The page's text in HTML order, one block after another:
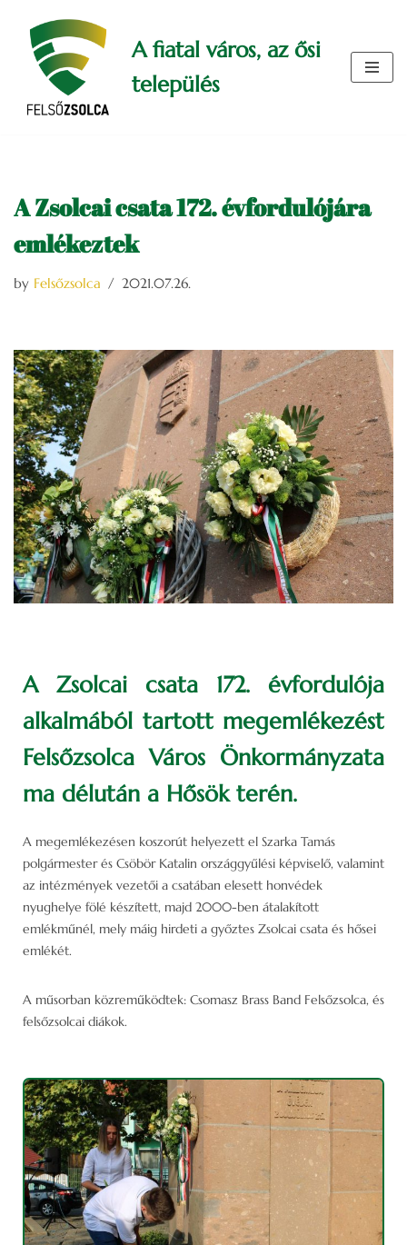
Skip
content
A fiatal város, az ősi
település
A Zsolcai csata 172. évfordulójára
emlékeztek
by Felsőzsolca 2021.07.26.
A Zsolcai csata 172. évfordulója
alkalmából tartott megemlékezést
Felsőzsolca Város Önkormányzata
ma délután a Hősök terén.
A megemlékezésen koszorút helyezett el Szarka Tamás
polgármester és Csöbör Katalin országgyűlési képviselő, valamint
az intézmények vezetői a csatában elesett honvédek
nyughelye fölé készített, majd 2000-ben átalakított
emlékműnél, mely máig hirdeti a győztes Zsolcai csata és hősei
emlékét.
A műsorban közreműködtek: Csomasz Brass Band Felsőzsolca, és
felsőzsolcai diákok.